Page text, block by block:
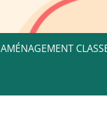
AMÉNAGEMENT